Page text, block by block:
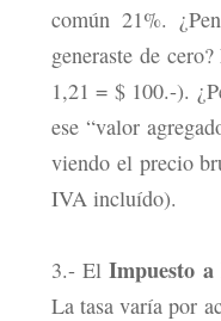
común 21%.
generaste de
1,21 = $ 100.-).
ese “valor
viendo el precio
IVA incluído).
3.- ElImpuesto
La tasa varía por